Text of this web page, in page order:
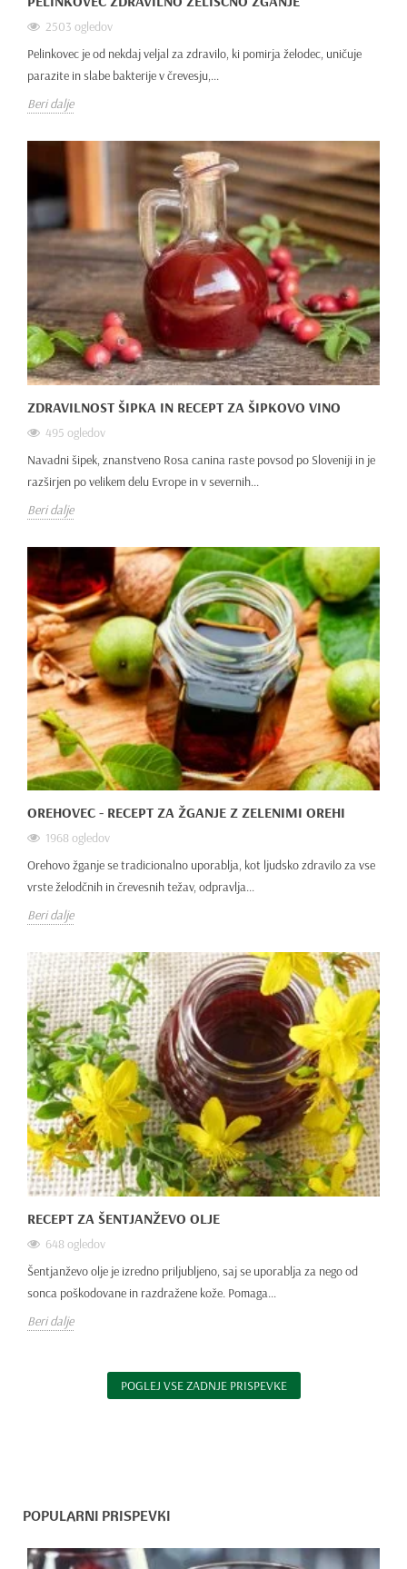
2503 ogledov
Pelinkovec je od nekdaj veljal za zdravilo, ki pomirja želodec, uničuje
parazite in slabe bakterije v črevesju,...
Beri dalje
ZDRAVILNOST ŠIPKA IN RECEPT ZA ŠIPKOVO VINO
495 ogledov
Navadni šipek, znanstveno Rosa canina raste povsod po Sloveniji in je
razširjen po velikem delu Evrope in v severnih...
Beri dalje
OREHOVEC - RECEPT ZA ŽGANJE Z ZELENIMI OREHI
1968 ogledov
Orehovo žganje se tradicionalno uporablja, kot ljudsko zdravilo za vse
vrste želodčnih in črevesnih težav, odpravlja...
Beri dalje
RECEPT ZA ŠENTJANŽEVO OLJE
648 ogledov
Šentjanževo olje je izredno priljubljeno, saj se uporablja za nego od
sonca poškodovane in razdražene kože. Pomaga...
Beri dalje
POGLEJ VSE ZADNJE PRISPEVKE
POPULARNI PRISPEVKI